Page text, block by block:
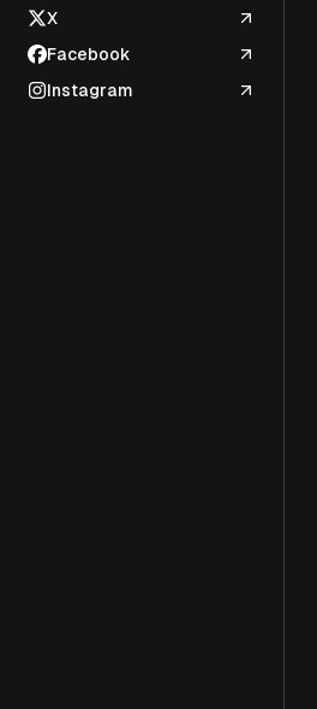
X
Facebook
Instagram